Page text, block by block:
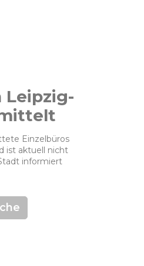
Leipzig-
Einzelbüros
ist aktuell nicht
informiert